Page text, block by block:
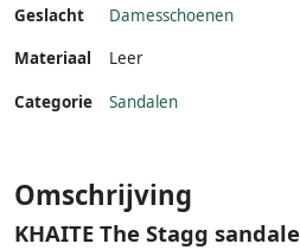
Geslacht
Damesschoenen
Materiaal
Leer
Categorie Sandalen
Omschrijving
KHAITE The Stagg